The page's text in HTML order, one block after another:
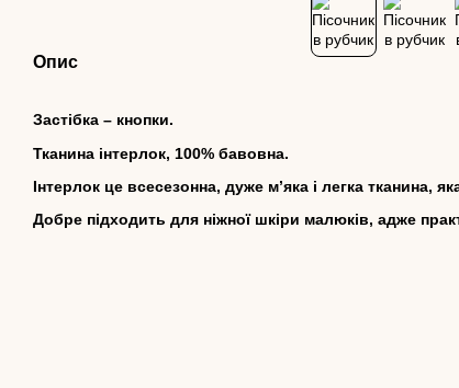
Опис
Застібка – кнопки.
Тканина інтерлок, 100% бавовна.
Інтерлок це всесезонна, дуже м’яка і легка тканина,
Добре підходить для ніжної шкіри малюків, адже